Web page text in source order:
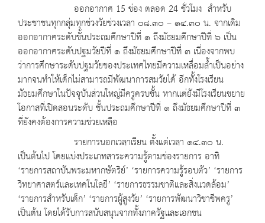
ออกอากาศ 15 ช่อง ตลอด 24 ชั่วโมง สำหรับ
ประชาชนทุกกลุ่มทุกช่วงวัยช่วงเวลา ๐๘.๓๐ – ๑๔.๓๐ น. จากเดิม
ออกอากาศระดับชั้นประถมศึกษาปีที่ ๑ ถึงมัธยมศึกษาปีที่ ๖ เป็น
ออกอากาศระดับปฐมวัยปีที่ ๑ ถึงมัธยมศึกษาปีที่ ๓ เนื่องจากพบ
ว่าการศึกษาระดับปฐมวัยของประเทศไทยมีความเหลื่อมล้ำเป็นอย่าง
มากจนทำให้เด็กไม่สามารถมีพัฒนาการสมวัยได้ อีกทั้งโรงเรียน
มัธยมศึกษาในปัจจุบันส่วนใหญ่มีครูครบชั้น หากแต่ยังมีโรงเรียนขยาย
โอกาสที่เปิดสอนระดับ ชั้นประถมศึกษาปีที่ ๑ ถึงมัธยมศึกษาปีที่ ๓
ที่ยังคงต้องการความช่วยเหลือ
รายการนอกเวลาเรียน ตั้งแต่เวลา ๑๔.๓๐ น.
เป็นต้นไป โดยแบ่งประเภทสาระความรู้ตามช่องรายการ อาทิ
‘รายการสถาบันพระมหากษัตริย์’ ‘รายการความรู้รอบตัว’ ‘รายการ
วิทยาศาสตร์และเทคโนโลยี’ ‘รายการธรรมชาติและสิ่งแวดล้อม’
‘รายการสำหรับเด็ก’ ‘รายการผู้สูงวัย’ ‘รายการพัฒนาวิชาชีพครู’
เป็นต้น โดยได้รับการสนับสนุนจากทั้งภาครัฐและเอกชน